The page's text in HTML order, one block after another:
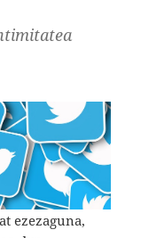
ezezaguna,